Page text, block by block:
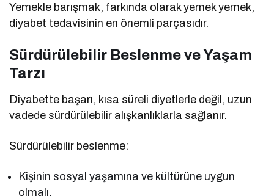
Yemekle barışmak, farkında olarak yemek yemek,
diyabet tedavisinin en önemli parçasıdır.
Sürdürülebilir Beslenme ve Yaşam
Tarzı
Diyabette başarı, kısa süreli diyetlerle değil, uzun
vadede sürdürülebilir alışkanlıklarla sağlanır.
Sürdürülebilir beslenme:
Kişinin sosyal yaşamına ve kültürüne uygun
olmalı,